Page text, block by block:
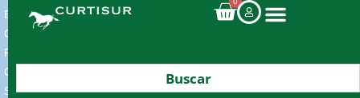
ENVIOS
GRATIS
POR
COMPRAS
SUPERIORES